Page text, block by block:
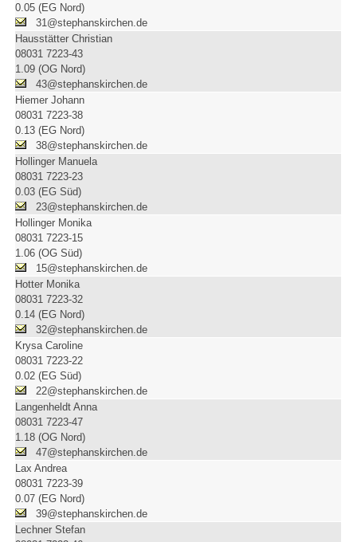
0.05 (EG Nord)
31@stephanskirchen.de
Hausstätter Christian
08031 7223-43
1.09 (OG Nord)
43@stephanskirchen.de
Hiemer Johann
08031 7223-38
0.13 (EG Nord)
38@stephanskirchen.de
Hollinger Manuela
08031 7223-23
0.03 (EG Süd)
23@stephanskirchen.de
Hollinger Monika
08031 7223-15
1.06 (OG Süd)
15@stephanskirchen.de
Hotter Monika
08031 7223-32
0.14 (EG Nord)
32@stephanskirchen.de
Krysa Caroline
08031 7223-22
0.02 (EG Süd)
22@stephanskirchen.de
Langenheldt Anna
08031 7223-47
1.18 (OG Nord)
47@stephanskirchen.de
Lax Andrea
08031 7223-39
0.07 (EG Nord)
39@stephanskirchen.de
Lechner Stefan